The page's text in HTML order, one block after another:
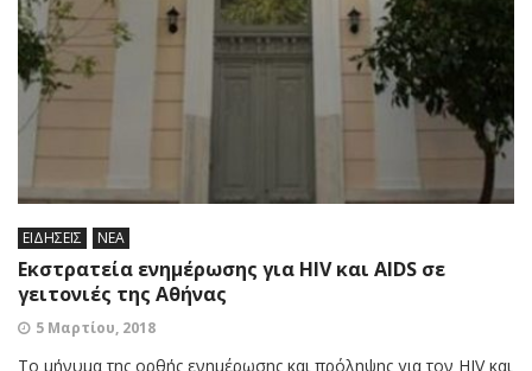
ΕΙΔΗΣΕΙΣ ΝΕΑ
Εκστρατεία ενημέρωσης για HIV και AIDS σε
γειτονιές της Αθήνας
5 Μαρτίου, 2018
Tο μήνυμα της ορθής ενημέρωσης και πρόληψης για τον HIV και